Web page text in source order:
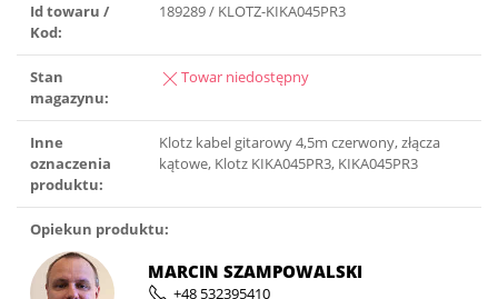
Id towaru /
Kod:
189289 / KLOTZ-KIKA045PR3
Stan
magazynu:
Towar niedostępny
Inne
oznaczenia
produktu:
Klotz kabel gitarowy 4,5m czerwony, złącza
kątowe, Klotz KIKA045PR3, KIKA045PR3
Opiekun produktu:
MARCIN SZAMPOWALSKI
+48 532395410